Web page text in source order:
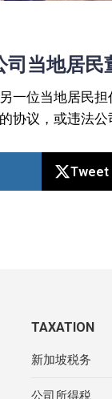
司当地居民
一位当地居民
协议，或违法
Tweet
TAXATION
新加坡税务
公司所得税